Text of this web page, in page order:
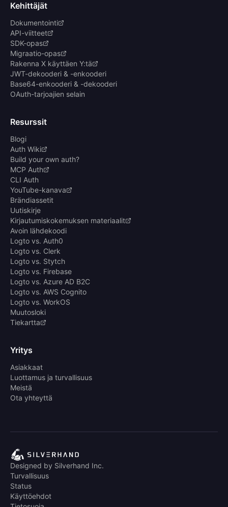
Kehittäjät
Dokumentointi
API-viitteet
SDK-opas
Migraatio-opas
Rakenna X käyttäen Y:tä
JWT-dekooderi & -enkooderi
Base64-enkooderi & -dekooderi
OAuth-tarjoajien selain
Resurssit
Blogi
Auth Wiki
Build your own auth?
MCP Auth
CLI Auth
YouTube-kanava
Brändiassetit
Uutiskirje
Kirjautumiskokemuksen materiaalit
Avoin lähdekoodi
Logto vs. Auth0
Logto vs. Clerk
Logto vs. Stytch
Logto vs. Firebase
Logto vs. Azure AD B2C
Logto vs. AWS Cognito
Logto vs. WorkOS
Muutosloki
Tiekartta
Yritys
Asiakkaat
Luottamus ja turvallisuus
Meistä
Ota yhteyttä
Designed by Silverhand Inc.
Turvallisuus
Status
Käyttöehdot